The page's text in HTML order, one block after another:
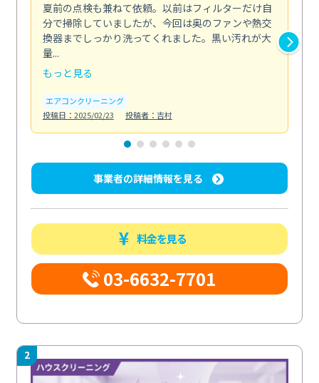
夏前の点検も兼ねて依頼。以前はフィルターだけ自
分で掃除していましたが、今回は奥のファンや熱交
換器までしっかり洗ってくれました。黒い汚れが大
量...
もっと見る
エアコンクリーニング
投稿日：2025/02/23
投稿者：吉村
事業者の詳細情報を見る
料金を見る
03-6632-7701
2